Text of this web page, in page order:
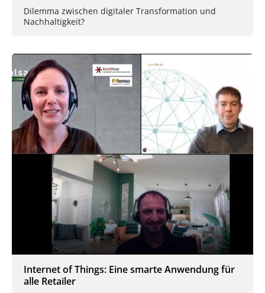
Dilemma zwischen digitaler Transformation und
Nachhaltigkeit?
Internet of Things: Eine smarte Anwendung für
alle Retailer